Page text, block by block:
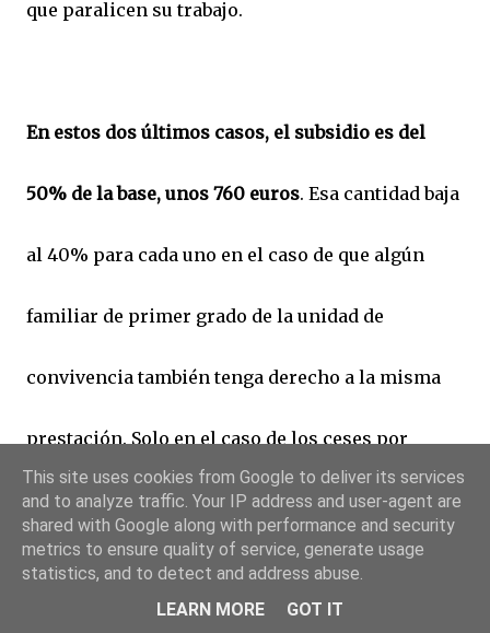
que paralicen su trabajo.
En estos dos últimos casos, el subsidio es del
50% de la base, unos 760 euros. Esa cantidad baja
al 40% para cada uno en el caso de que algún
familiar de primer grado de la unidad de
convivencia también tenga derecho a la misma
prestación. Solo en el caso de los ceses por
suspensión de actividad, pero no en el de bajos
ingresos, esa cantidad puede subir hasta unos
950 euros, el 70%, en el caso de familias
This site uses cookies from Google to deliver its services
and to analyze traffic. Your IP address and user-agent are
shared with Google along with performance and security
metrics to ensure quality of service, generate usage
statistics, and to detect and address abuse.
LEARN MORE
GOT IT